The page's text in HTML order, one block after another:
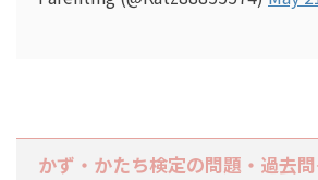
かず・かたち検定の問題・過去